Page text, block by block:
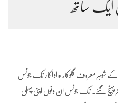
ایک ساتھ
ان کے شوہر معروف گلوکار و اداکار نک جونس
پہنچ گئے۔ نک جونس ان دنوں اپنی پہلی